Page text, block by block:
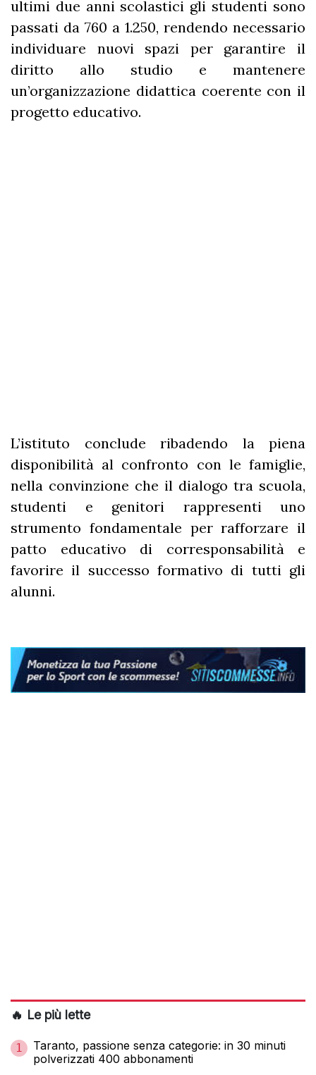
ultimi due anni scolastici gli studenti sono
passati da 760 a 1.250, rendendo necessario
individuare nuovi spazi per garantire il
diritto allo studio e mantenere
un’organizzazione didattica coerente con il
progetto educativo.
L’istituto conclude ribadendo la piena
disponibilità al confronto con le famiglie,
nella convinzione che il dialogo tra scuola,
studenti e genitori rappresenti uno
strumento fondamentale per rafforzare il
patto educativo di corresponsabilità e
favorire il successo formativo di tutti gli
alunni.
🔥 Le più lette
1
Taranto, passione senza categorie: in 30 minuti
polverizzati 400 abbonamenti